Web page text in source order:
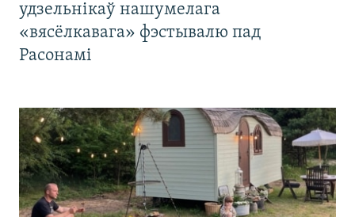
удзельнікаў нашумелага
«вясёлкавага» фэстывалю пад
Расонамі